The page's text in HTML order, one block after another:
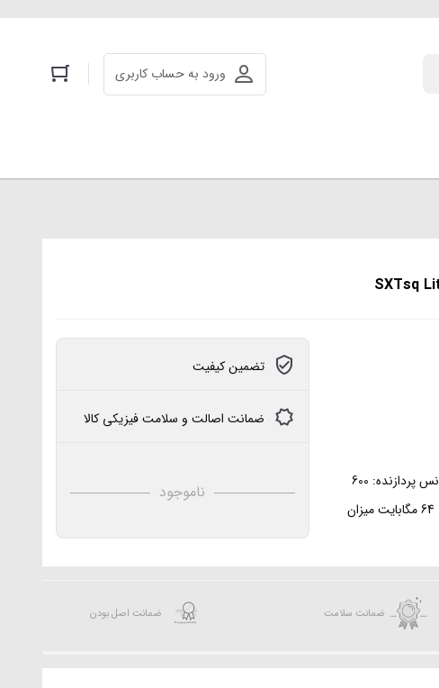
ورود به حساب کاربری
پردازنده: AR9344 فرکانس پردازنده: 600
مگاهرتز سیستم عامل: RouterOS میزان حافظه رم: 64 مگابایت میزان
تضمین کیفیت
ضمانت اصالت و سلامت فیزیکی کالا
ناموجود
ضمانت سلامت ضمانت اصل بودن